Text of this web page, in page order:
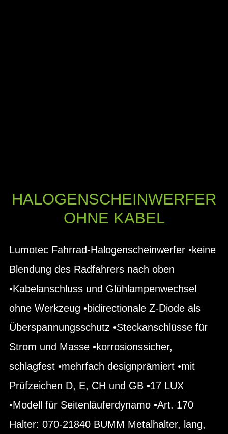
HALOGENSCHEINWERFER
OHNE KABEL
Lumotec Fahrrad-Halogenscheinwerfer •keine
Blendung des Radfahrers nach oben
•Kabelanschluss und Glühlampenwechsel
ohne Werkzeug •bidirectionale Z-Diode als
Überspannungsschutz •Steckanschlüsse für
Strom und Masse •korrosionssicher,
schlagfest •mehrfach designprämiert •mit
Prüfzeichen D, E, CH und GB •17 LUX
•Modell für Seitenläuferdynamo •Art. 170
Halter: 070-21840 BUMM Metalhalter, lang,